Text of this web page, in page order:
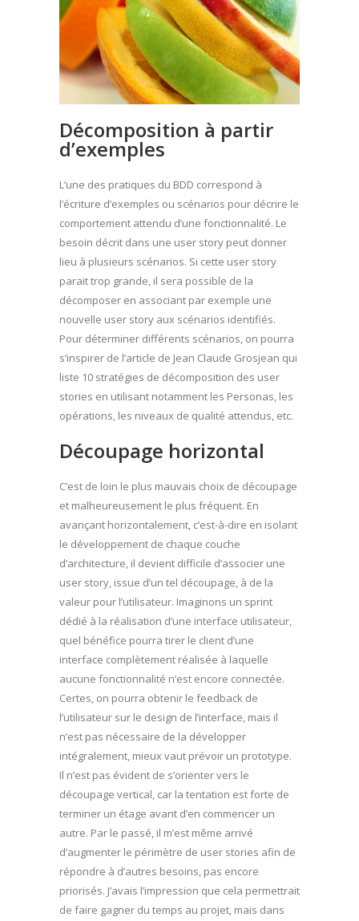
Décomposition à partir
d’exemples
L’une des pratiques du BDD correspond à
l’écriture d’exemples ou scénarios pour décrire le
comportement attendu d’une fonctionnalité. Le
besoin décrit dans une user story peut donner
lieu à plusieurs scénarios. Si cette user story
parait trop grande, il sera possible de la
décomposer en associant par exemple une
nouvelle user story aux scénarios identifiés.
Pour déterminer différents scénarios, on pourra
s’inspirer de l’article de Jean Claude Grosjean qui
liste 10 stratégies de décomposition des user
stories en utilisant notamment les Personas, les
opérations, les niveaux de qualité attendus, etc.
Découpage horizontal
C’est de loin le plus mauvais choix de découpage
et malheureusement le plus fréquent. En
avançant horizontalement, c’est-à-dire en isolant
le développement de chaque couche
d’architecture, il devient difficile d’associer une
user story, issue d’un tel découpage, à de la
valeur pour l’utilisateur. Imaginons un sprint
dédié à la réalisation d’une interface utilisateur,
quel bénéfice pourra tirer le client d’une
interface complètement réalisée à laquelle
aucune fonctionnalité n’est encore connectée.
Certes, on pourra obtenir le feedback de
l’utilisateur sur le design de l’interface, mais il
n’est pas nécessaire de la développer
intégralement, mieux vaut prévoir un prototype.
Il n’est pas évident de s’orienter vers le
découpage vertical, car la tentation est forte de
terminer un étage avant d’en commencer un
autre. Par le passé, il m’est même arrivé
d’augmenter le périmètre de user stories afin de
répondre à d’autres besoins, pas encore
priorisés. J’avais l’impression que cela permettrait
de faire gagner du temps au projet, mais dans